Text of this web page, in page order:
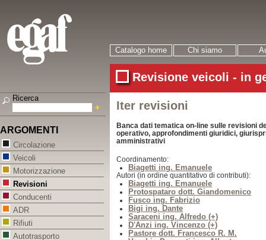
Catalogo home Chi siamo
Revisione veicoli - in
Iter revisioni
Banca dati tematica on-line sulle revisioni
operativo, approfondimenti giuridici,
amministrativi
Coordinamento:
Biagetti ing. Emanuele
Autori (in ordine quantitativo di contributi):
Biagetti ing. Emanuele
Protospataro dott. Giandomenico
Fusco ing. Fabrizio
Bigi ing. Dante
Saraceni ing. Alfredo (+)
D'Anzi ing. Vincenzo (+)
Pastore dott. Francesco R. M.
Ricerca
ARGOMENTI
Circolazione
Veicoli
Motorizzazione
Revisioni
Conducenti
ADR
Rifiuti
Autotrasporto